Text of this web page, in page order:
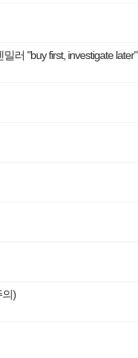
러 "buy first, investigate later"
의)